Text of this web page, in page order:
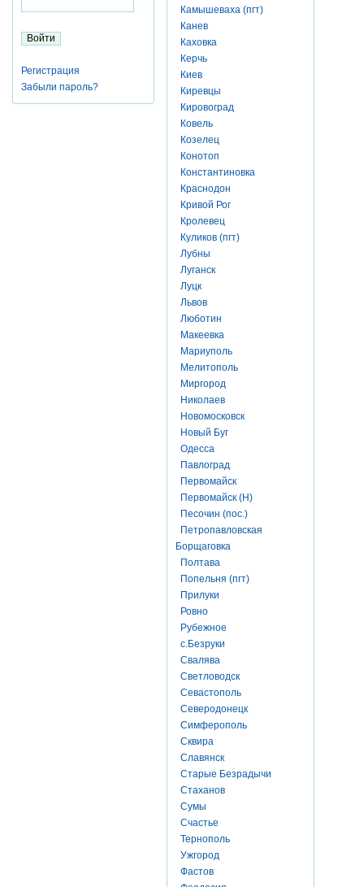
Регистрация
Забыли пароль?
Камышеваха (пгт)
Канев
Каховка
Керчь
Киев
Киревцы
Кировоград
Ковель
Козелец
Конотоп
Константиновка
Краснодон
Кривой Рог
Кролевец
Куликов (пгт)
Лубны
Луганск
Луцк
Львов
Люботин
Макеевка
Мариуполь
Мелитополь
Миргород
Николаев
Новомосковск
Новый Буг
Одесса
Павлоград
Первомайск
Первомайск (Н)
Песочин (пос.)
Петропавловская
Борщаговка
Полтава
Попельня (пгт)
Прилуки
Ровно
Рубежное
с.Безруки
Свалява
Светловодск
Севастополь
Северодонецк
Симферополь
Сквира
Славянск
Старые Безрадычи
Стаханов
Сумы
Счастье
Тернополь
Ужгород
Фастов